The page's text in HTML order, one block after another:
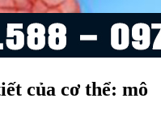
của cơ thể: mô